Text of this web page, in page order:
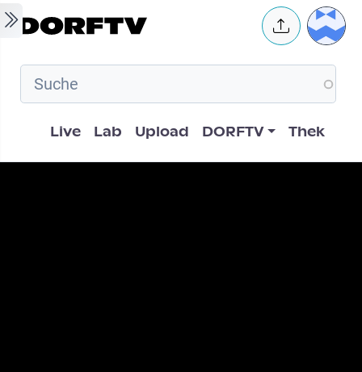
Skip to main content User
Hauptnavigation
Live Lab Upload DORFTV Thek